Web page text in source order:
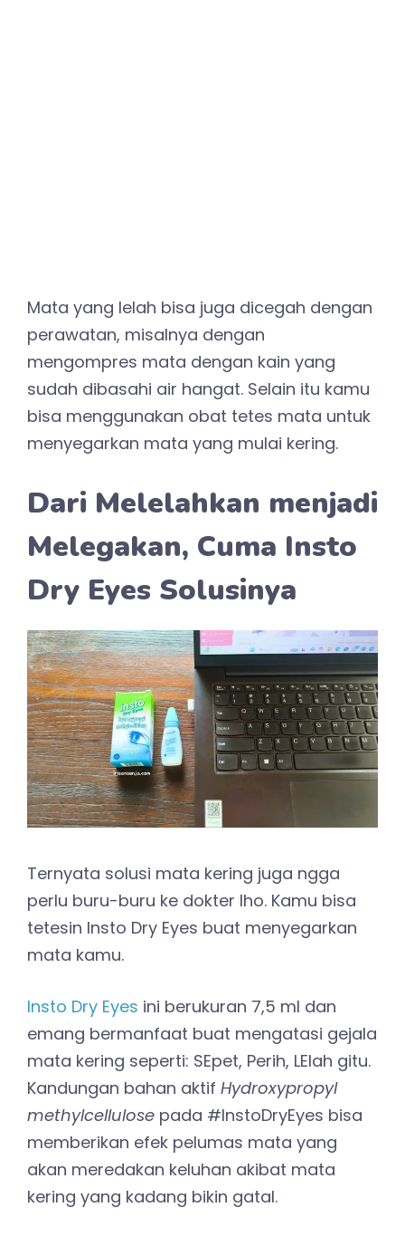
Mata yang lelah bisa juga dicegah dengan
perawatan, misalnya dengan
mengompres mata dengan kain yang
sudah dibasahi air hangat. Selain itu kamu
bisa menggunakan obat tetes mata untuk
menyegarkan mata yang mulai kering.
Dari Melelahkan menjadi
Melegakan, Cuma Insto
Dry Eyes Solusinya
Ternyata solusi mata kering juga ngga
perlu buru-buru ke dokter lho. Kamu bisa
tetesin Insto Dry Eyes buat menyegarkan
mata kamu.
Insto Dry Eyes ini berukuran 7,5 ml dan
emang bermanfaat buat mengatasi gejala
mata kering seperti: SEpet, Perih, LElah gitu.
Kandungan bahan aktif Hydroxypropyl
methylcellulose pada #InstoDryEyes bisa
memberikan efek pelumas mata yang
akan meredakan keluhan akibat mata
kering yang kadang bikin gatal.